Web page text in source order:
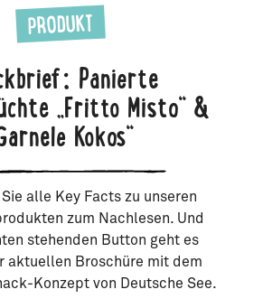
PRODUKT
Panierte
„Fritto Misto“ &
Kokos“
alle Key Facts zu unseren
zum Nachlesen. Und
stehenden Button geht es
aktuellen Broschüre mit dem
Konzept von Deutsche See.